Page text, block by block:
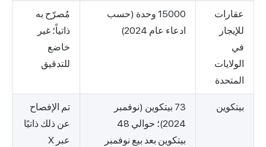
عقارات
للإيجار
في
الولايات
المتحدة
15000 وحدة (حسب
ادعاء عام 2024)
مُصرّح به
ذاتياً؛ غير
خاضع
للتدقيق
بيتكوين
73 بيتكوين (نوفمبر
2024)؛ حوالي 48
بيتكوين بعد بيع نوفمبر
تم الإفصاح
عن ذلك ذاتيًا
عبر X